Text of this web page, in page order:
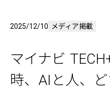
2025/12/10 メディア掲載
マイナビ
時、AIと人、